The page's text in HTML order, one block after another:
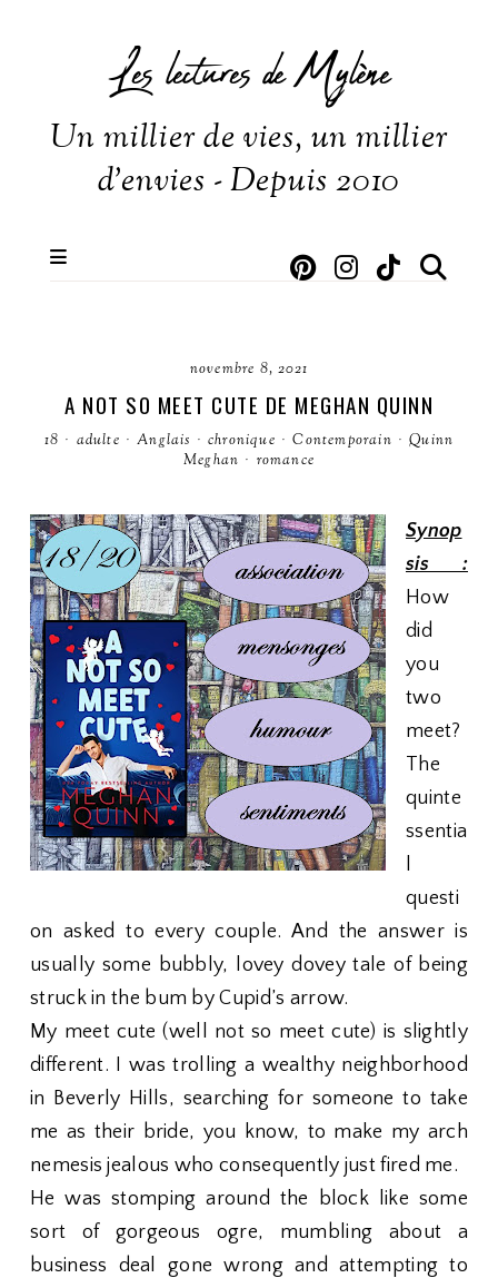
Les lectures de Mylène
Un millier de vies, un millier
d'envies - Depuis 2010
novembre 8, 2021
A NOT SO MEET CUTE DE MEGHAN QUINN
18 · adulte · Anglais · chronique · Contemporain · Quinn
Meghan · romance
Synop
sis :
How
did
you
two
meet?
The
quinte
ssentia
l
questi
on asked to every couple. And the answer is
usually some bubbly, lovey dovey tale of being
struck in the bum by Cupid’s arrow.
My meet cute (well not so meet cute) is slightly
different. I was trolling a wealthy neighborhood
in Beverly Hills, searching for someone to take
me as their bride, you know, to make my arch
nemesis jealous who consequently just fired me.
He was stomping around the block like some
sort of gorgeous ogre, mumbling about a
business deal gone wrong and attempting to